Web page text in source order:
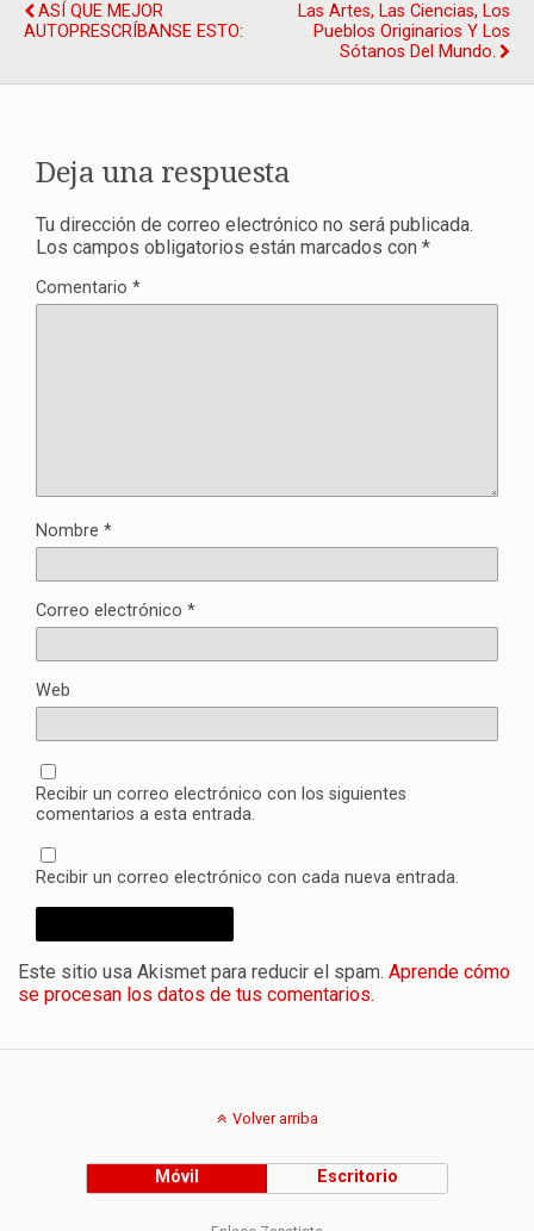
ASÍ QUE MEJOR
AUTOPRESCRÍBANSE ESTO:
Las Artes, Las Ciencias, Los
Pueblos Originarios Y Los
Sótanos Del Mundo.
Deja una respuesta
Tu dirección de correo electrónico no será publicada.
Los campos obligatorios están marcados con *
Comentario *
Nombre *
Correo electrónico *
Web
Recibir un correo electrónico con los siguientes
comentarios a esta entrada.
Recibir un correo electrónico con cada nueva entrada.
Este sitio usa Akismet para reducir el spam. Aprende cómo
se procesan los datos de tus comentarios.
Volver arriba
Móvil Escritorio